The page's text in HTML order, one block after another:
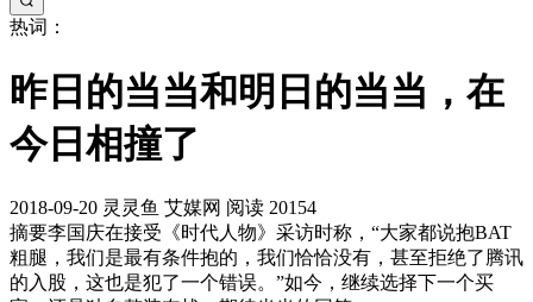
热词：
昨日的当当和明日的当当，在
今日相撞了
2018-09-20 灵灵鱼 艾媒网 阅读 20154
摘要李国庆在接受《时代人物》采访时称，“大家都说抱BAT
粗腿，我们是最有条件抱的，我们恰恰没有，甚至拒绝了腾讯
的入股，这也是犯了一个错误。”如今，继续选择下一个买